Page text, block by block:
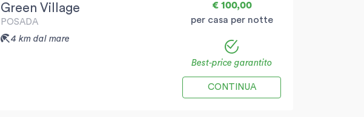
Green Village
POSADA
4 km dal mare
€ 100,00
per casa per notte
Best-price garantito
CONTINUA